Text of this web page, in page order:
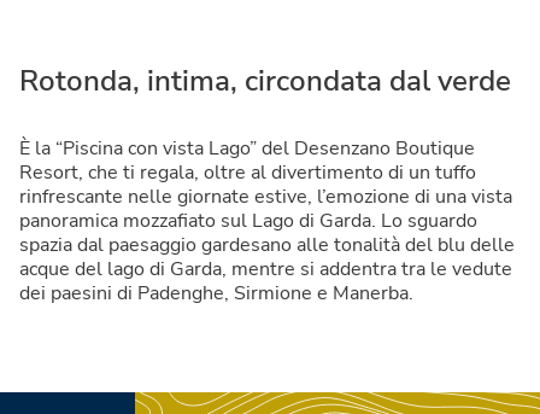
Rotonda, intima, circondata dal verde
È la “Piscina con vista Lago” del Desenzano Boutique
Resort, che ti regala, oltre al divertimento di un tuffo
rinfrescante nelle giornate estive, l’emozione di una vista
panoramica mozzafiato sul Lago di Garda. Lo sguardo
spazia dal paesaggio gardesano alle tonalità del blu delle
acque del lago di Garda, mentre si addentra tra le vedute
dei paesini di Padenghe, Sirmione e Manerba.